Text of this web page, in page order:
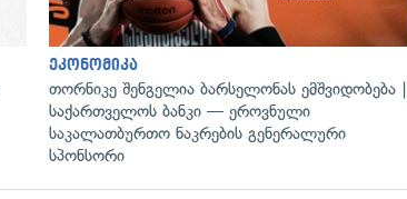
ეკონომიკა
თორნიკე შენგელია ბარსელონას ემშვიდობება |
საქართველოს ბანკი — ეროვნული
საკალათბურთო ნაკრების გენერალური
სპონსორი